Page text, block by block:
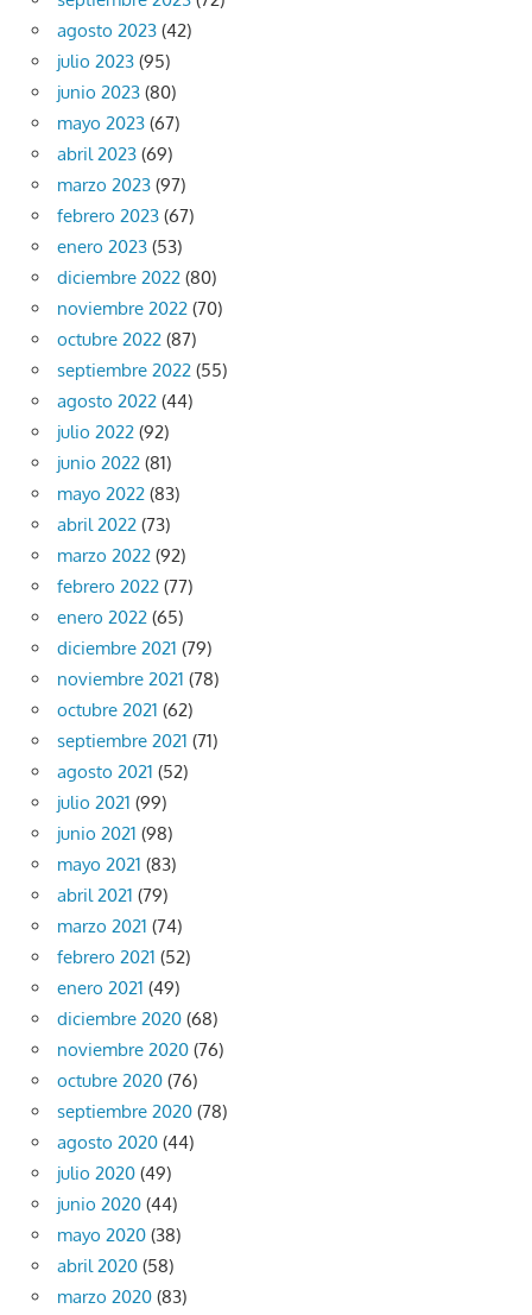
agosto 2023 (42)
julio 2023 (95)
junio 2023 (80)
mayo 2023 (67)
abril 2023 (69)
marzo 2023 (97)
febrero 2023 (67)
enero 2023 (53)
diciembre 2022 (80)
noviembre 2022 (70)
octubre 2022 (87)
septiembre 2022 (55)
agosto 2022 (44)
julio 2022 (92)
junio 2022 (81)
mayo 2022 (83)
abril 2022 (73)
marzo 2022 (92)
febrero 2022 (77)
enero 2022 (65)
diciembre 2021 (79)
noviembre 2021 (78)
octubre 2021 (62)
septiembre 2021 (71)
agosto 2021 (52)
julio 2021 (99)
junio 2021 (98)
mayo 2021 (83)
abril 2021 (79)
marzo 2021 (74)
febrero 2021 (52)
enero 2021 (49)
diciembre 2020 (68)
noviembre 2020 (76)
octubre 2020 (76)
septiembre 2020 (78)
agosto 2020 (44)
julio 2020 (49)
junio 2020 (44)
mayo 2020 (38)
abril 2020 (58)
marzo 2020 (83)